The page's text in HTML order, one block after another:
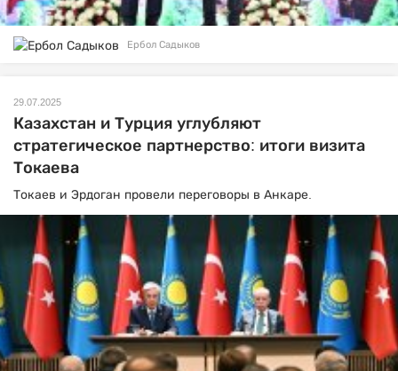
Ербол Садыков
29.07.2025
Казахстан и Турция углубляют
стратегическое партнерство: итоги визита
Токаева
Токаев и Эрдоган провели переговоры в Анкаре.